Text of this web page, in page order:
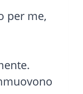
per me,